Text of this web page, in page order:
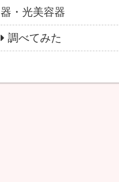
器・光美容器
調べてみた